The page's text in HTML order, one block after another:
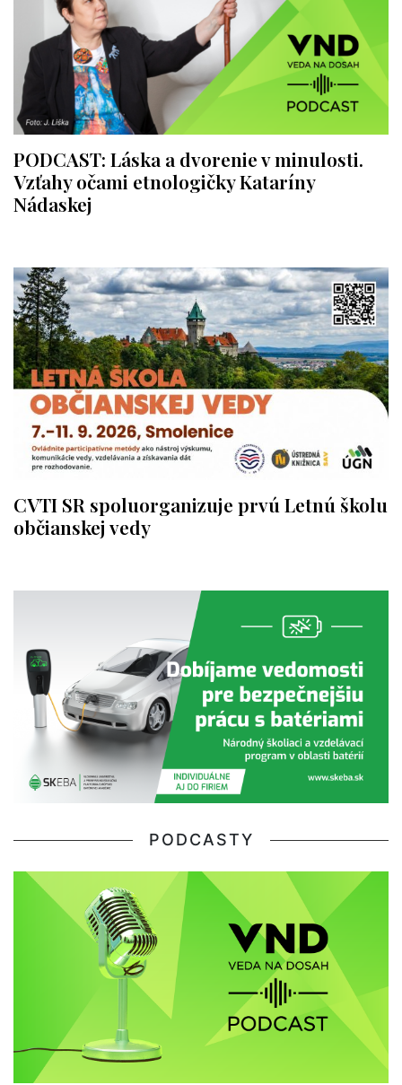
PODCAST: Láska a dvorenie v minulosti.
Vzťahy očami etnologičky Kataríny
Nádaskej
CVTI SR spoluorganizuje prvú Letnú školu
občianskej vedy
PODCASTY